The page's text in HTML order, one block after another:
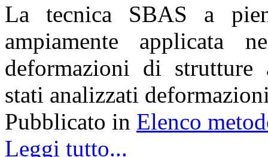
La tecnica SBAS a
ampiamente applicata
deformazioni di strutture
stati analizzati
Pubblicato in Elenco
Leggi tutto...